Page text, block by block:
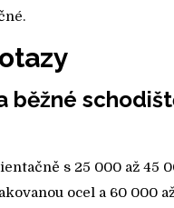
běžné
s 25 000 až 45
ocel a 60 000